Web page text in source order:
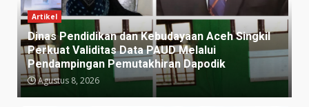
Artikel
Dinas Pendidikan dan Kebudayaan Aceh Singkil
Perkuat Validitas Data PAUD Melalui
Pendampingan Pemutakhiran Dapodik
Agustus 8, 2026